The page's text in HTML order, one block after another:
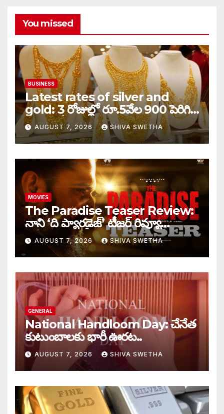
You missed
BUSINESS
Latest rates of silver and
gold: 3 రోజుల్లో రూ.5వేల 900 పెరిగిన
తులం గోల్డ్…
AUGUST 7, 2026 SHIVA SWETHA
MOVIES
The Paradise Teaser Review:
నాని ‘ది ప్యారడైజ్’ టీజర్ రివ్యూ…
AUGUST 7, 2026 SHIVA SWETHA
GENERAL
National Handloom Day: చేనేత
కుటుంబాలకు భారీ ఊరట..
AUGUST 7, 2026 SHIVA SWETHA